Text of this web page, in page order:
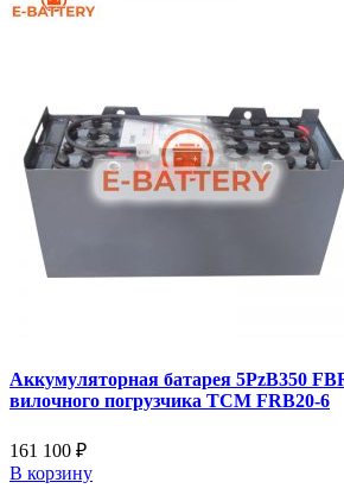
Аккумуляторная батарея 5PzB350
вилочного погрузчика TCM FRB20-6
161 100 ₽
В корзину